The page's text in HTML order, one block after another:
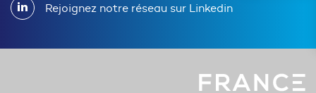
Rejoignez notre réseau sur Linkedin